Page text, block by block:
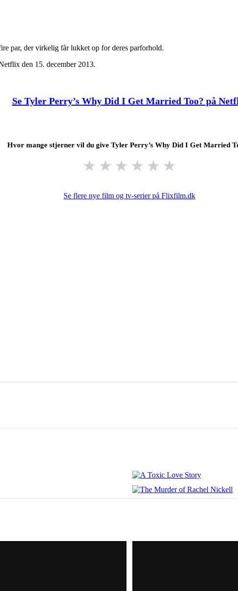
par, der virkelig får lukket op for deres parforhold.
den 15. december 2013.
Se Tyler Perry’s Why Did I Get Married Too? på
Hvor mange stjerner vil du give Tyler Perry’s Why Did I Get Married
★ ★ ★ ★ ★ ★
Se flere nye film og tv-serier på Flixfilm.dk